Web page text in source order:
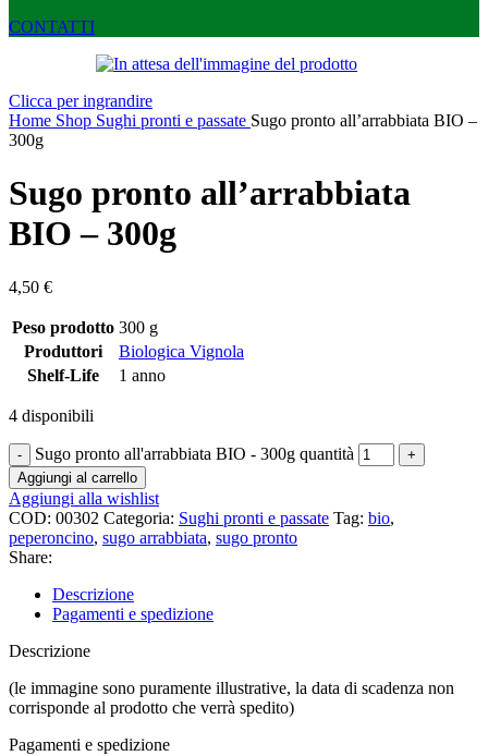
CONTATTI
Clicca per ingrandire
Home Shop Sughi pronti e passate Sugo pronto all’arrabbiata BIO –
300g
Sugo pronto all’arrabbiata
BIO – 300g
4,50 €
Peso prodotto 300 g
Produttori
Biologica Vignola
Shelf-Life
1 anno
4 disponibili
Sugo pronto all'arrabbiata BIO - 300g quantità
Aggiungi al carrello
Aggiungi alla wishlist
COD: 00302 Categoria: Sughi pronti e passate Tag: bio,
peperoncino, sugo arrabbiata, sugo pronto
Share:
Descrizione
Pagamenti e spedizione
Descrizione
(le immagine sono puramente illustrative, la data di scadenza non
corrisponde al prodotto che verrà spedito)
Pagamenti e spedizione